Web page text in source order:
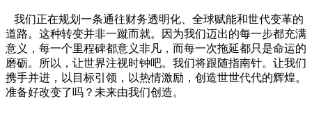
我们正在规划一条通往财务透明化、全球赋能和世代变革的
道路。这种转变并非一蹴而就。因为我们迈出的每一步都充满
意义，每一个里程碑都意义非凡，而每一次拖延都只是命运的
磨砺。所以，让世界注视时钟吧。我们将跟随指南针。让我们
携手并进，以目标引领，以热情激励，创造世世代代的辉煌。
准备好改变了吗？未来由我们创造。